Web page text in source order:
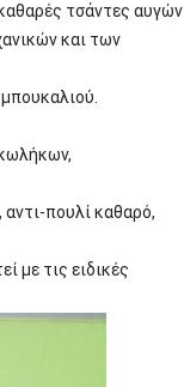
τσάντες αυγών
και των
πουλί καθαρό,
με τις ειδικές